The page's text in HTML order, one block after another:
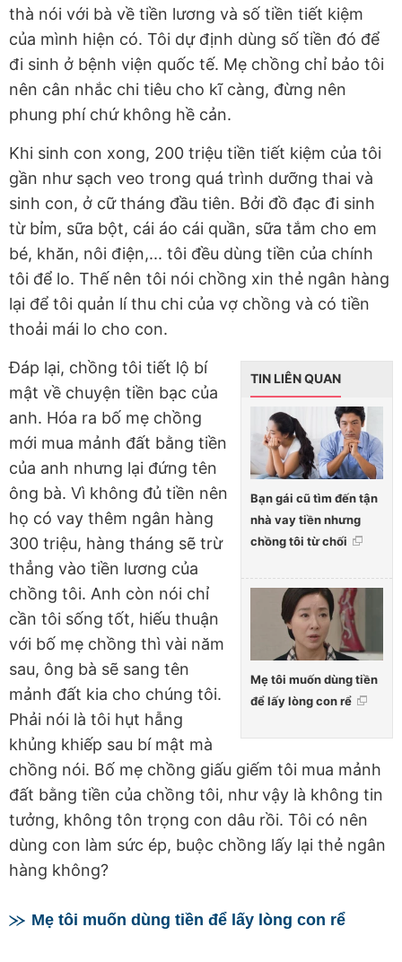
thà nói với bà về tiền lương và số tiền tiết kiệm
của mình hiện có. Tôi dự định dùng số tiền đó để
đi sinh ở bệnh viện quốc tế. Mẹ chồng chỉ bảo tôi
nên cân nhắc chi tiêu cho kĩ càng, đừng nên
phung phí chứ không hề cản.
Khi sinh con xong, 200 triệu tiền tiết kiệm của tôi
gần như sạch veo trong quá trình dưỡng thai và
sinh con, ở cữ tháng đầu tiên. Bởi đồ đạc đi sinh
từ bỉm, sữa bột, cái áo cái quần, sữa tắm cho em
bé, khăn, nôi điện,... tôi đều dùng tiền của chính
tôi để lo. Thế nên tôi nói chồng xin thẻ ngân hàng
lại để tôi quản lí thu chi của vợ chồng và có tiền
thoải mái lo cho con.
TIN LIÊN QUAN
Bạn gái cũ tìm đến tận
nhà vay tiền nhưng
chồng tôi từ chối
Mẹ tôi muốn dùng tiền
để lấy lòng con rể
Đáp lại, chồng tôi tiết lộ bí
mật về chuyện tiền bạc của
anh. Hóa ra bố mẹ chồng
mới mua mảnh đất bằng tiền
của anh nhưng lại đứng tên
ông bà. Vì không đủ tiền nên
họ có vay thêm ngân hàng
300 triệu, hàng tháng sẽ trừ
thẳng vào tiền lương của
chồng tôi. Anh còn nói chỉ
cần tôi sống tốt, hiếu thuận
với bố mẹ chồng thì vài năm
sau, ông bà sẽ sang tên
mảnh đất kia cho chúng tôi.
Phải nói là tôi hụt hẫng
khủng khiếp sau bí mật mà
chồng nói. Bố mẹ chồng giấu giếm tôi mua mảnh
đất bằng tiền của chồng tôi, như vậy là không tin
tưởng, không tôn trọng con dâu rồi. Tôi có nên
dùng con làm sức ép, buộc chồng lấy lại thẻ ngân
hàng không?
Mẹ tôi muốn dùng tiền để lấy lòng con rể